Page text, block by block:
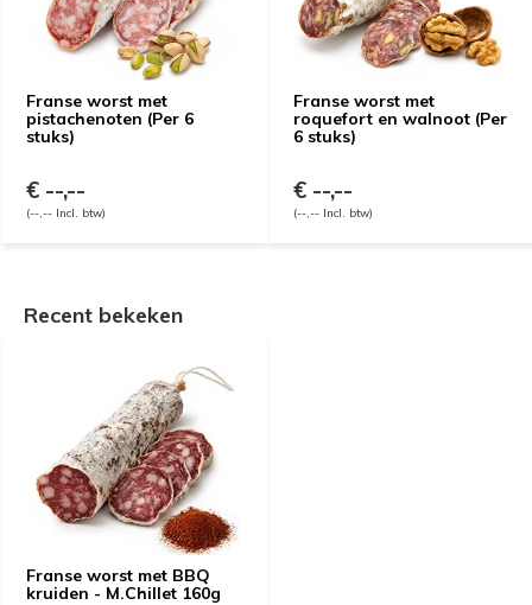
Franse worst met
pistachenoten (Per 6
stuks)
€ --,--
(--,-- Incl. btw)
Franse worst met
roquefort en walnoot (Per
6 stuks)
€ --,--
(--,-- Incl. btw)
Recent bekeken
Franse worst met BBQ
kruiden - M.Chillet 160g